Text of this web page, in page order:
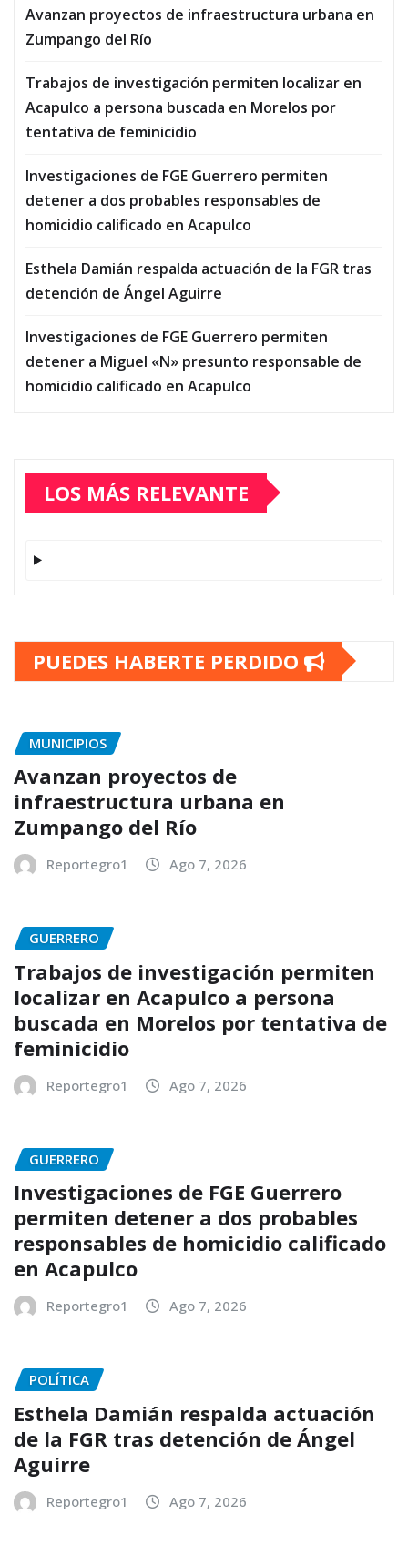
Avanzan proyectos de infraestructura urbana en
Zumpango del Río
Trabajos de investigación permiten localizar en
Acapulco a persona buscada en Morelos por
tentativa de feminicidio
Investigaciones de FGE Guerrero permiten
detener a dos probables responsables de
homicidio calificado en Acapulco
Esthela Damián respalda actuación de la FGR tras
detención de Ángel Aguirre
Investigaciones de FGE Guerrero permiten
detener a Miguel «N» presunto responsable de
homicidio calificado en Acapulco
LOS MÁS RELEVANTE
PUEDES HABERTE PERDIDO
MUNICIPIOS
Avanzan proyectos de
infraestructura urbana en
Zumpango del Río
Reportegro1 Ago 7, 2026
GUERRERO
Trabajos de investigación permiten
localizar en Acapulco a persona
buscada en Morelos por tentativa de
feminicidio
Reportegro1 Ago 7, 2026
GUERRERO
Investigaciones de FGE Guerrero
permiten detener a dos probables
responsables de homicidio calificado
en Acapulco
Reportegro1 Ago 7, 2026
POLÍTICA
Esthela Damián respalda actuación
de la FGR tras detención de Ángel
Aguirre
Reportegro1 Ago 7, 2026